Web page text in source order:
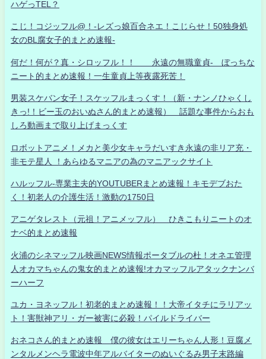
ハゲっTEL？
こじ！コジッフル@！-レズっ娘百合ネエ！こじらせ！50独身処
女のBL腐女子的まとめ速報-
何だ！何が？真・シロッフル！！ 永遠の無職童貞- ぼっちな
ニート的まとめ速報！一生童貞上等夜露死苦！
男装スケバン女子！スケッフルまっくす！（新・ナンノひゃくし
きっ!！ビー玉のおいぬさん的まとめ速報） 話題な事件からおも
しろ動画まで取り上げまっくす
ロボットアニメ！メカと美少女キャラだいすき永遠の非リア充・
非モテ星人 ！あらゆるマニアの為のマニアックサイト
ハルッフル-専業主夫的YOUTUBERまとめ速報！キモデブおた
く！初老人の介護生活！激動の1750日
アニゲタレスト（元祖！アニメッフル） ひきこもりニートのオ
ナベ的まとめ速報
火浦のシネマッフル映画NEWS情報ポータブルの杜！オネエ管理
人オカマちゃんの鬼女的まとめ速報!オカマッフルアタックナンバ
ーハーフ
ユカ・ヨネッフル！初老的まとめ速報！！大帝イタチにラリアッ
ト！害獣神アリ・ガー被害に必殺！パイルドライバー
おネコさん的まとめ速報 僕の彼女はエリーちゃん人形！豆腐メ
ンタルメンヘラ電波中年アルバイターのぬいぐるみ男子末路編